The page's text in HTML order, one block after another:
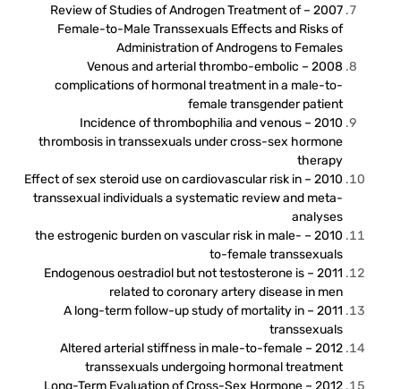
2007 – Review of Studies of Androgen Treatment of
Female-to-Male Transsexuals Effects and Risks of
Administration of Androgens to Females
2008 – Venous and arterial thrombo-embolic
complications of hormonal treatment in a male-to-
female transgender patient
2010 – Incidence of thrombophilia and venous
thrombosis in transsexuals under cross-sex hormone
therapy
2010 – Effect of sex steroid use on cardiovascular risk in
transsexual individuals a systematic review and meta-
analyses
2010 – the estrogenic burden on vascular risk in male-
to-female transsexuals
2011 – Endogenous oestradiol but not testosterone is
related to coronary artery disease in men
2011 – A long-term follow-up study of mortality in
transsexuals
2012 – Altered arterial stiffness in male-to-female
transsexuals undergoing hormonal treatment
2012 – Long-Term Evaluation of Cross-Sex Hormone